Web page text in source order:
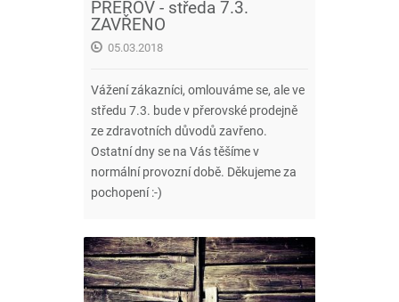
PŘEROV - středa 7.3.
ZAVŘENO
05.03.2018
Vážení zákazníci, omlouváme se, ale ve
středu 7.3. bude v přerovské prodejně
ze zdravotních důvodů zavřeno.
Ostatní dny se na Vás těšíme v
normální provozní době. Děkujeme za
pochopení :-)